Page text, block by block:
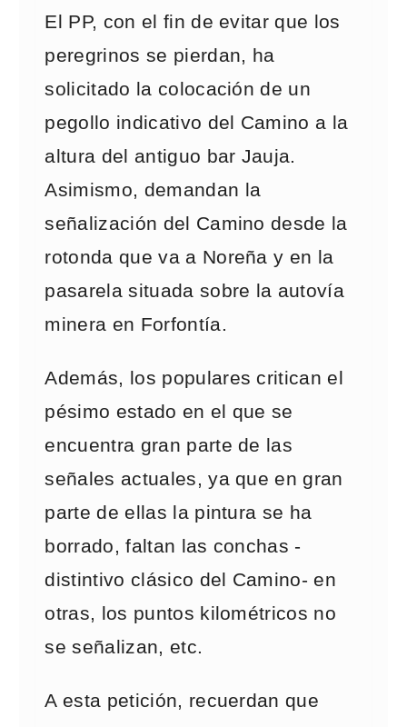
El PP, con el fin de evitar que los
peregrinos se pierdan, ha
solicitado la colocación de un
pegollo indicativo del Camino a la
altura del antiguo bar Jauja.
Asimismo, demandan la
señalización del Camino desde la
rotonda que va a Noreña y en la
pasarela situada sobre la autovía
minera en Forfontía.
Además, los populares critican el
pésimo estado en el que se
encuentra gran parte de las
señales actuales, ya que en gran
parte de ellas la pintura se ha
borrado, faltan las conchas -
distintivo clásico del Camino- en
otras, los puntos kilométricos no
se señalizan, etc.
A esta petición, recuerdan que